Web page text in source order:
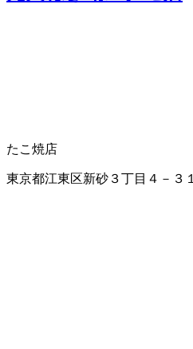
たこ焼店
東京都江東区新砂３丁目４－３１